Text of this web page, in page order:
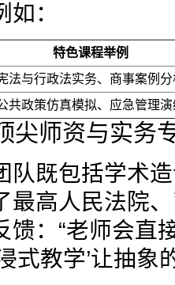
如：
特色课程举例
法与行政法实务、商事案例分
共政策仿真模拟、应急管理演
尖师资与实务
队既包括学术
最高人民法院
馈：“老师会直
式教学’让抽象